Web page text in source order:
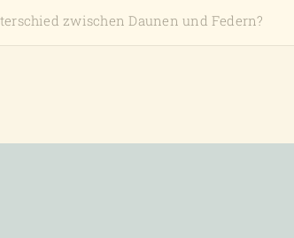
zwischen Daunen und Federn?